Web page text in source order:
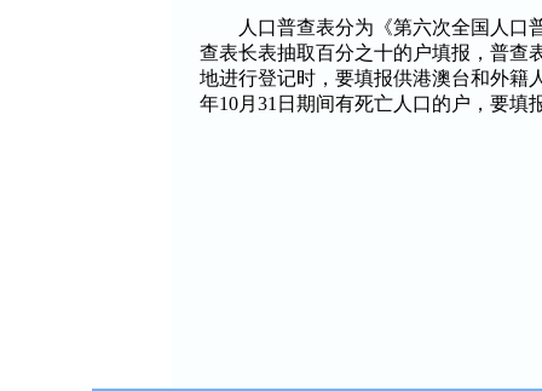
人口普查表分为《第六次全国人口
查表长表抽取百分之十的户填报，普查
地进行登记时，要填报供港澳台和外籍
年10月 31 日期间有死亡人口的户，要填